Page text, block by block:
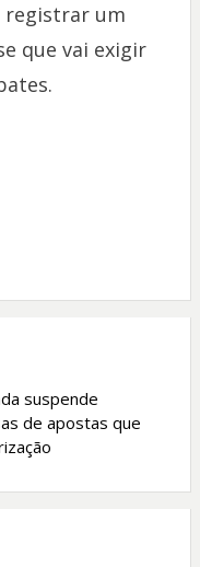
registrar um
que vai exigir
suspende
de apostas que